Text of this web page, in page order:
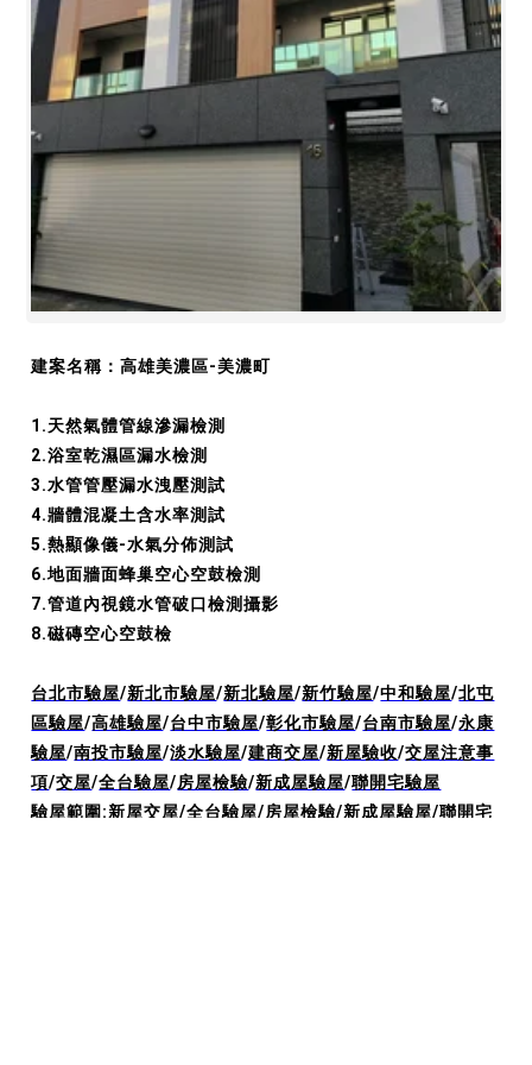
建案名稱：高雄美濃區-美濃町
1.天然氣體管線滲漏檢測
2.浴室乾濕區漏水檢測
3.水管管壓漏水洩壓測試
4.牆體混凝土含水率測試
5.熱顯像儀-水氣分佈測試
6.地面牆面蜂巢空心空鼓檢測
7.管道內視鏡水管破口檢測攝影
8.磁磚空心空鼓檢
台北市驗屋/新北市驗屋/新北驗屋/新竹驗屋/中和驗屋/北屯
區驗屋/高雄驗屋/台中市驗屋/彰化市驗屋/台南市驗屋/永康
驗屋/南投市驗屋/淡水驗屋/建商交屋/新屋驗收/交屋注意事
項/交屋/全台驗屋/房屋檢驗/新成屋驗屋/聯開宅驗屋
驗屋範圍:新屋交屋/全台驗屋/房屋檢驗/新成屋驗屋/聯開宅